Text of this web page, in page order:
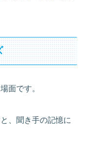
面です。
、聞き手の記憶に